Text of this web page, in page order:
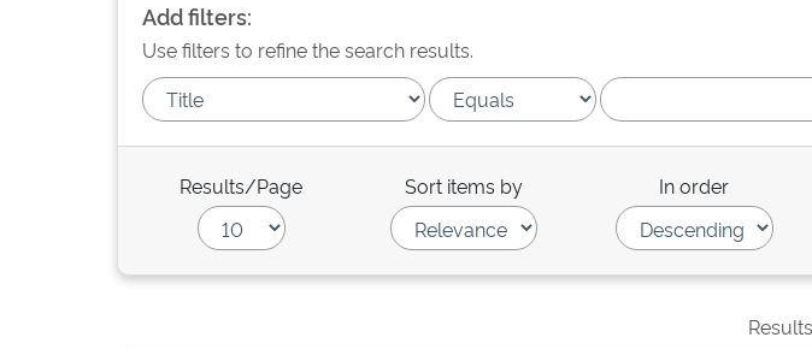
Add filters:
Use filters to refine the search results.
Results/Page Sort items by In order